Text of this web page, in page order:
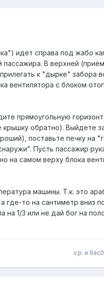
идет справа под жабо
пассажира. В верхней
к "дырке" забора
вентилятора с блоком
прямоугольную
крышку обратно). Выйдете
поставьте печку на
Пусть пассажир
на самом верху блока
машины. Т.к. это
где-то на сантиметр вниз
на 1/3 или не дай бог на
v.p. и